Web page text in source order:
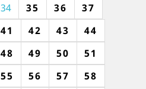
34 35 36
37
41 42 43
44
48 49 50
51
55 56 57
58